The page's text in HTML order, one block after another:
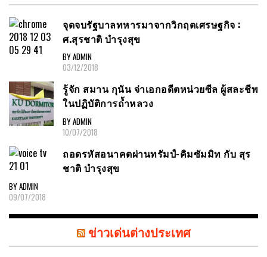
จุดจบรัฐบาลทหารมาจากวิกฤตเศรษฐกิจ :
ศ.สุรชาติ บำรุงสุข
BY ADMIN
03/12/2018
รู้จัก สมาน กุนัน จ่าเอกอดีตหน่วยซีล ผู้สละชีพ
ในปฏิบัติการถ้ำหลวง
BY ADMIN
10/07/2018
ถอดรหัสอนาคตผ่านทรัมป์-คิมซัมมิท กับ สุร
ชาติ บำรุงสุข
BY ADMIN
09/07/2018
ข่าวเด่นต่างประเทศ